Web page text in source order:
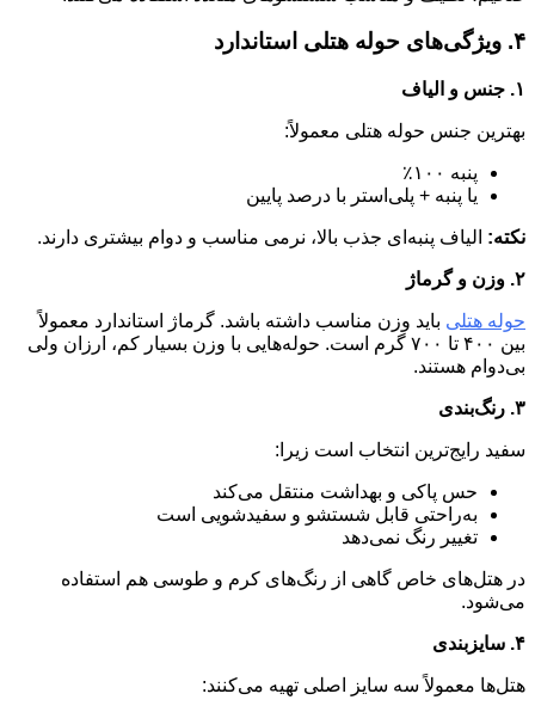
۴. ویژگی‌های حوله هتلی استاندارد
۱. جنس و الیاف
بهترین جنس حوله هتلی معمولاً:
پنبه ۱۰۰٪
یا پنبه + پلی‌استر با درصد پایین
نکته: الیاف پنبه‌ای جذب بالا، نرمی مناسب و دوام بیشتری دارند.
۲. وزن و گرماژ
حوله هتلی باید وزن مناسب داشته باشد. گرماژ استاندارد معمولاً
بین ۴۰۰ تا ۷۰۰ گرم است. حوله‌هایی با وزن بسیار کم، ارزان ولی
بی‌دوام هستند.
۳. رنگ‌بندی
سفید رایج‌ترین انتخاب است زیرا:
حس پاکی و بهداشت منتقل می‌کند
به‌راحتی قابل شستشو و سفیدشویی است
تغییر رنگ نمی‌دهد
در هتل‌های خاص گاهی از رنگ‌های کرم و طوسی هم استفاده
می‌شود.
۴. سایزبندی
هتل‌ها معمولاً سه سایز اصلی تهیه می‌کنند: